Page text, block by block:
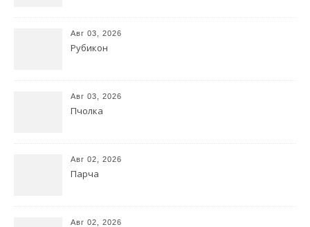
Авг 03, 2026
Рубикон
Авг 03, 2026
Пчолка
Авг 02, 2026
Парча
Авг 02, 2026